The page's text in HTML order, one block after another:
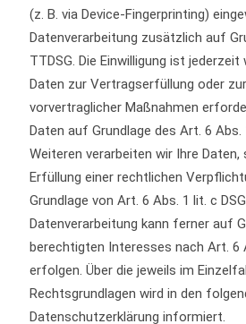
(z. B. via Device-Fingerprinting)
Datenverarbeitung zusätzlich auf
TTDSG. Die Einwilligung ist jederzeit
Daten zur Vertragserfüllung oder
vorvertraglicher Maßnahmen
Daten auf Grundlage des Art. 6 Abs.
Weiteren verarbeiten wir Ihre
Erfüllung einer rechtlichen
Grundlage von Art. 6 Abs. 1 lit. c
Datenverarbeitung kann ferner auf
berechtigten Interesses nach Art. 6
erfolgen. Über die jeweils im
Rechtsgrundlagen wird in den
Datenschutzerklärung informiert.